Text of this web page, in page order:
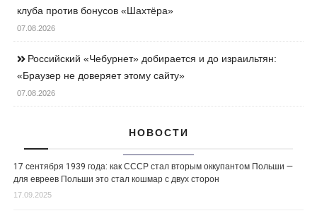
клуба против бонусов «Шахтёра»
07.08.2026
Российский «Чебурнет» добирается и до израильтян:
«Браузер не доверяет этому сайту»
07.08.2026
НОВОСТИ
17 сентября 1939 года: как СССР стал вторым оккупантом Польши —
для евреев Польши это стал кошмар с двух сторон
17.09.2025